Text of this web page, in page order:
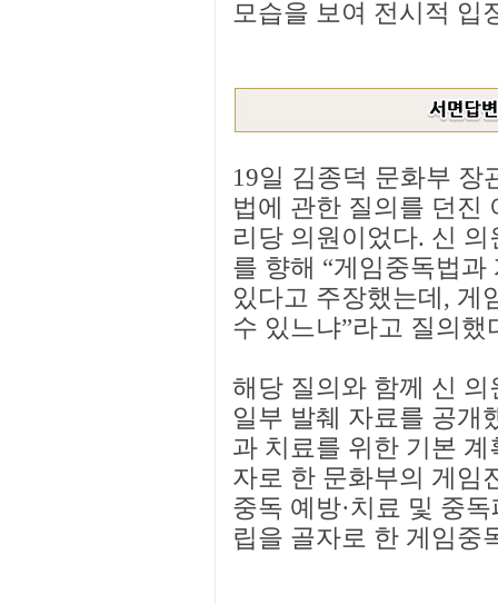
모습을 보여 전시적 입
19일 김종덕 문화부 장
법에 관한 질의를 던진
리당 의원이었다. 신
를 향해 “게임중독법
있다고 주장했는데, 게
수 있느냐”라고 질의했
해당 질의와 함께 신
일부 발췌 자료를 공개
과 치료를 위한 기본
자로 한 문화부의 게임
중독 예방·치료 및 중
립을 골자로 한 게임중